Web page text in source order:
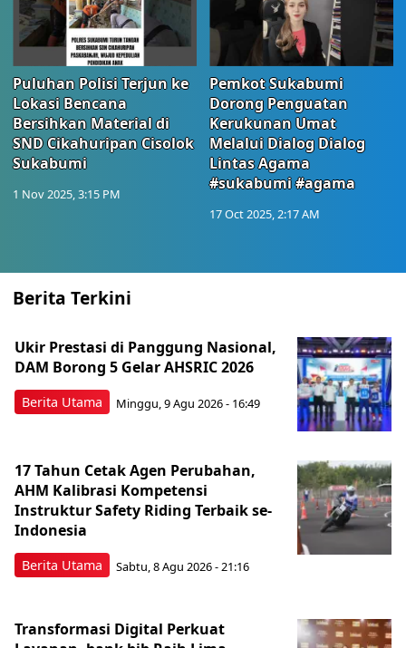
Puluhan Polisi Terjun ke
Lokasi Bencana
Bersihkan Material di
SND Cikahuripan Cisolok
Sukabumi
1 Nov 2025, 3:15 PM
Pemkot Sukabumi
Dorong Penguatan
Kerukunan Umat
Melalui Dialog Dialog
Lintas Agama
#sukabumi #agama
17 Oct 2025, 2:17 AM
Berita Terkini
Berita Utama
Ukir Prestasi di Panggung Nasional,
DAM Borong 5 Gelar AHSRIC 2026
Minggu, 9 Agu 2026 - 16:49
Berita Utama
17 Tahun Cetak Agen Perubahan,
AHM Kalibrasi Kompetensi
Instruktur Safety Riding Terbaik se-
Indonesia
Sabtu, 8 Agu 2026 - 21:16
Transformasi Digital Perkuat